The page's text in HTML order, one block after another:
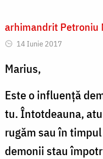
arhimandrit Petroniu
14 Iunie 2017
Marius,
Este o influenţă
tu. Întotdeauna,
rugăm sau în
demonii stau